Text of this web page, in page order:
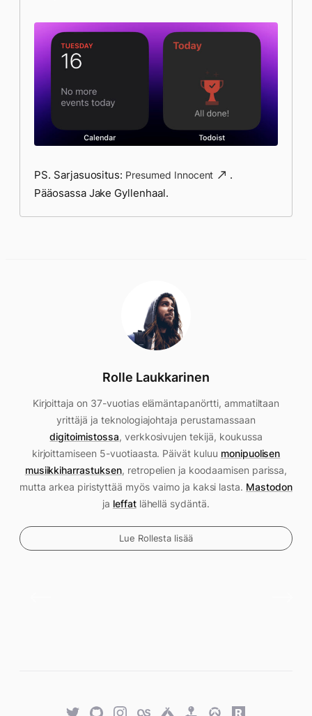
PS. Sarjasuositus: Presumed Innocent
.
Pääosassa Jake Gyllenhaal.
Rolle Laukkarinen
Kirjoittaja on 37-vuotias elämäntapanörtti, ammatiltaan
yrittäjä ja teknologiajohtaja perustamassaan
digitoimistossa, verkkosivujen tekijä, koukussa
kirjoittamiseen 5-vuotiaasta. Päivät kuluu monipuolisen
musiikkiharrastuksen, retropelien ja koodaamisen parissa,
mutta arkea piristyttää myös vaimo ja kaksi lasta. Mastodon
ja leffatlähellä sydäntä.
Lue Rollesta lisää
TwitterGitHubTwitterLast.fmUntappd
RetroOverwatch
Rawg.io